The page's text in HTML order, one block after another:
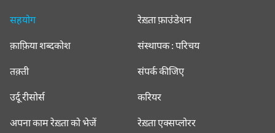
सहयोग
क़ाफ़िया शब्दकोश
तक़्ती
उर्दू रीसोर्स
अपना काम रेख़्ता को भेजें
रेख़्ता फ़ाउंडेशन
संस्थापक : परिचय
संपर्क कीजिए
करियर
रेख़्ता एक्सप्लोरर